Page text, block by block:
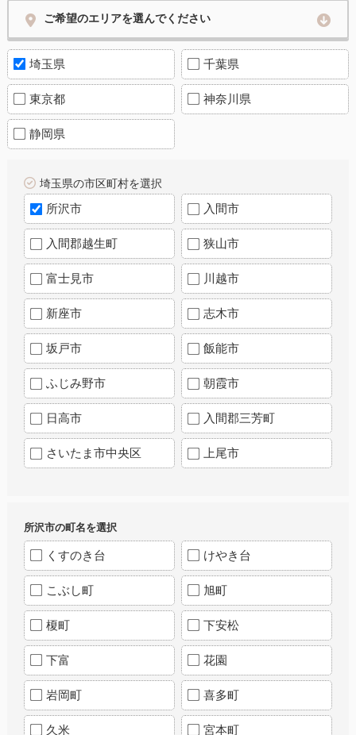
ご希望のエリアを選んでください
埼玉県 千葉県
東京都 神奈川県
静岡県
埼玉県の市区町村を選択
所沢市 入間市
入間郡越生町 狭山市
富士見市 川越市
新座市 志木市
坂戸市 飯能市
ふじみ野市 朝霞市
日高市 入間郡三芳町
さいたま市中央区 上尾市
所沢市の町名を選択
くすのき台 けやき台
こぶし町 旭町
榎町 下安松
下富 花園
岩岡町 喜多町
久米 宮本町